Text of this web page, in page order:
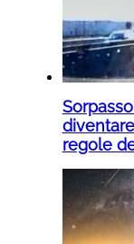
regole